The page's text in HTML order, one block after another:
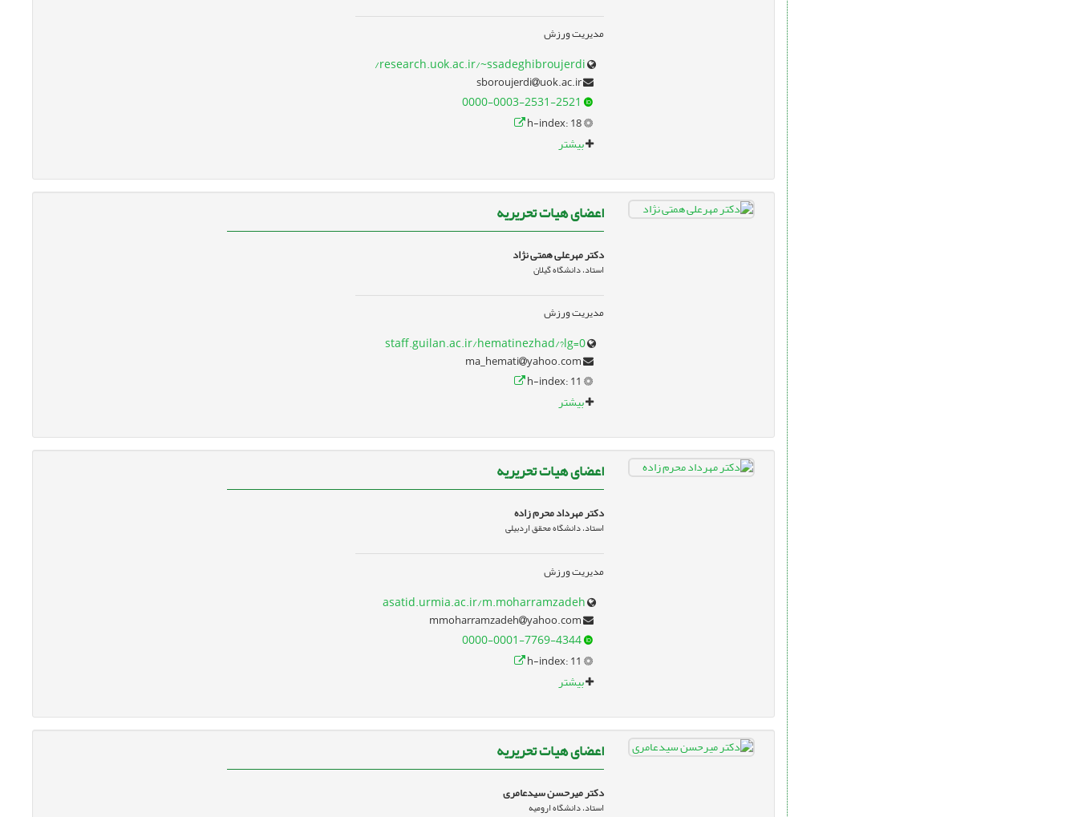
مدیریت ورزش
research.uok.ac.ir/~ssadeghibroujerdi/
sboroujerdi
uok.ac.ir
0000-0003-2531-2521
بیشتر
اعضای هیات تحریریه
دکتر مهرعلی همتی نژاد
استاد، دانشگاه گیلان
مدیریت ورزش
staff.guilan.ac.ir/hematinezhad/?lg=0
ma_hemati
yahoo.com
بیشتر
اعضای هیات تحریریه
دکتر مهرداد محرم زاده
استاد، دانشگاه محقق اردبیلی
مدیریت ورزش
asatid.urmia.ac.ir/m.moharramzadeh
mmoharramzadeh
yahoo.com
0000-0001-7769-4344
بیشتر
اعضای هیات تحریریه
دکتر میرحسن سیدعامری
استاد، دانشگاه ارومیه